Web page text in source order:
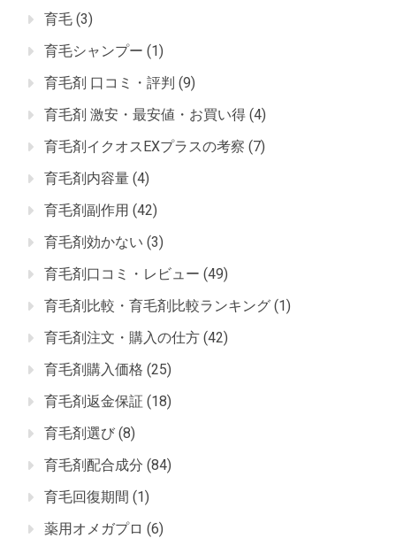
育毛 (3)
育毛シャンプー (1)
育毛剤 口コミ・評判 (9)
育毛剤 激安・最安値・お買い得 (4)
育毛剤イクオスEXプラスの考察 (7)
育毛剤内容量 (4)
育毛剤副作用 (42)
育毛剤効かない (3)
育毛剤口コミ・レビュー (49)
育毛剤比較・育毛剤比較ランキング (1)
育毛剤注文・購入の仕方 (42)
育毛剤購入価格 (25)
育毛剤返金保証 (18)
育毛剤選び (8)
育毛剤配合成分 (84)
育毛回復期間 (1)
薬用オメガプロ (6)